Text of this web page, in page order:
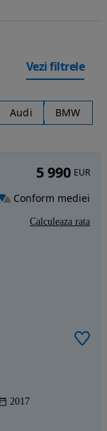
Vezi filtrele
Audi BMW
2017
5 990 EUR
Conform mediei
Calculeaza rata